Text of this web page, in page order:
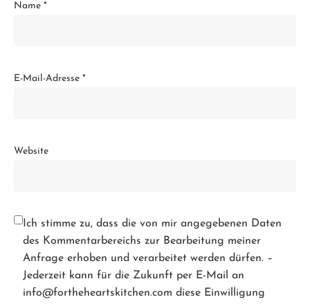
Name *
E-Mail-Adresse *
Website
Ich stimme zu, dass die von mir angegebenen Daten
des Kommentarbereichs zur Bearbeitung meiner
Anfrage erhoben und verarbeitet werden dürfen. –
Jederzeit kann für die Zukunft per E-Mail an
info@fortheheartskitchen.com diese Einwilligung